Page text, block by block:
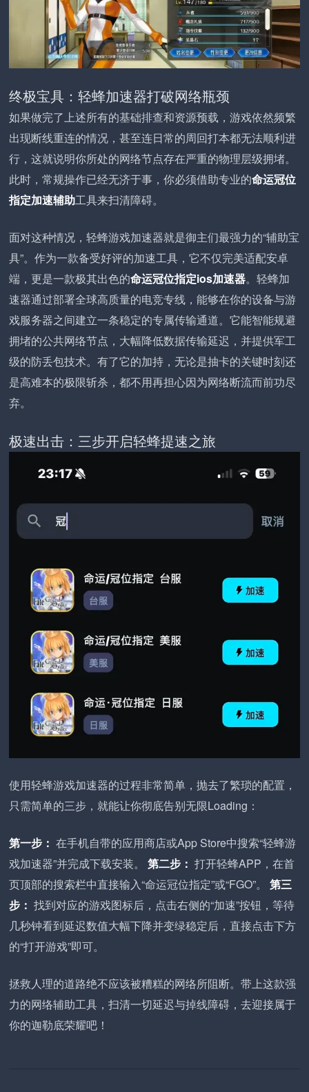
终极宝具：轻蜂加速器打破网络瓶颈
如果做完了上述所有的基础排查和资源预载，游戏依然频繁
出现断线重连的情况，甚至连日常的周回打本都无法顺利进
行，这就说明你所处的网络节点存在严重的物理层级拥堵。
此时，常规操作已经无济于事，你必须借助专业的命运冠位
指定加速辅助工具来扫清障碍。
面对这种情况，轻蜂游戏加速器就是御主们最强力的“辅助宝
具”。作为一款备受好评的加速工具，它不仅完美适配安卓
端，更是一款极其出色的命运冠位指定ios加速器。轻蜂加
速器通过部署全球高质量的电竞专线，能够在你的设备与游
戏服务器之间建立一条稳定的专属传输通道。它能智能规避
拥堵的公共网络节点，大幅降低数据传输延迟，并提供军工
级的防丢包技术。有了它的加持，无论是抽卡的关键时刻还
是高难本的极限斩杀，都不用再担心因为网络断流而前功尽
弃。
极速出击：三步开启轻蜂提速之旅
使用轻蜂游戏加速器的过程非常简单，抛去了繁琐的配置，
只需简单的三步，就能让你彻底告别无限Loading：
第一步： 在手机自带的应用商店或App Store中搜索“轻蜂游
戏加速器”并完成下载安装。 第二步： 打开轻蜂APP，在首
页顶部的搜索栏中直接输入“命运冠位指定”或“FGO”。 第三
步： 找到对应的游戏图标后，点击右侧的“加速”按钮，等待
几秒钟看到延迟数值大幅下降并变绿稳定后，直接点击下方
的“打开游戏”即可。
拯救人理的道路绝不应该被糟糕的网络所阻断。带上这款强
力的网络辅助工具，扫清一切延迟与掉线障碍，去迎接属于
你的迦勒底荣耀吧！